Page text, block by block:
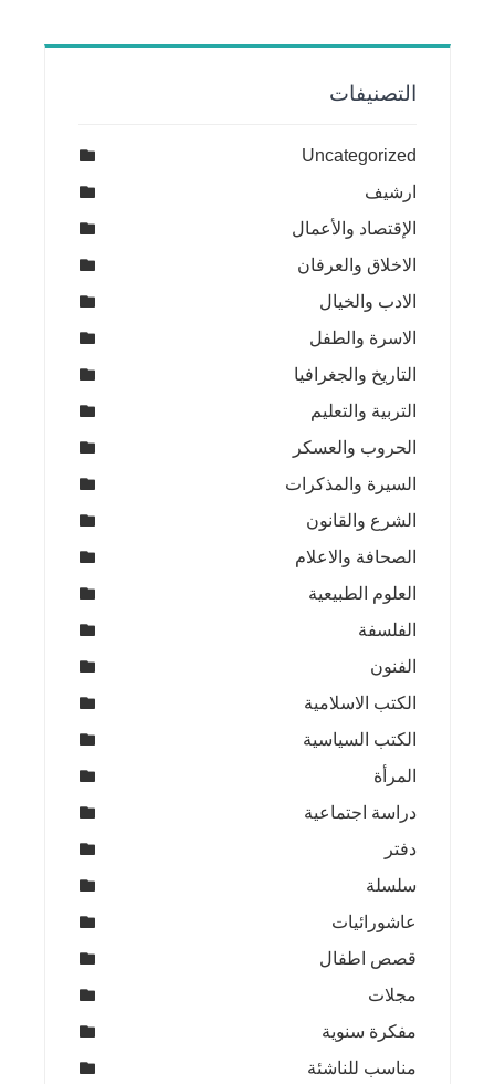
التصنيفات
Uncategorized
ارشيف
الإقتصاد والأعمال
الاخلاق والعرفان
الادب والخيال
الاسرة والطفل
التاريخ والجغرافيا
التربية والتعليم
الحروب والعسكر
السيرة والمذكرات
الشرع والقانون
الصحافة والاعلام
العلوم الطبيعية
الفلسفة
الفنون
الكتب الاسلامية
الكتب السياسية
المرأة
دراسة اجتماعية
دفتر
سلسلة
عاشورائيات
قصص اطفال
مجلات
مفكرة سنوية
مناسب للناشئة